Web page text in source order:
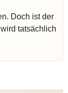
Doch ist der
tatsächlich